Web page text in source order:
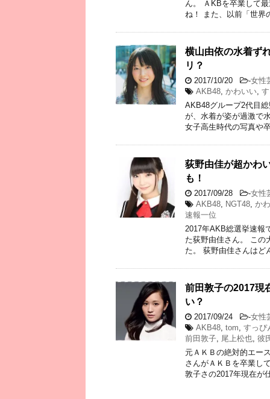
ん。 ＡKBを卒業して
ね！ また、以前「世界
横山由依の水着ず
リ？
2017/10/20 -女性
AKB48, かわいい,
AKB48グループ2代目
が、水着が姿が過激で
女子高生時代の写真や
荻野由佳が超かわ
も！
2017/09/28 -女性
AKB48, NGT48, か
速報一位
2017年AKB総選挙速報
た荻野由佳さん。 この
た。 荻野由佳さんは
前田敦子の2017現
い？
2017/09/24 -女性
AKB48, tom, すっぴ
前田敦子, 尾上松也, 彼
元ＡＫＢの絶対的エー
さんがＡＫＢを卒業し
敦子さの2017年現在が